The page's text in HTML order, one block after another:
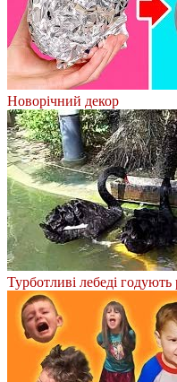
Новорічний декор
Турботливі лебеді годують